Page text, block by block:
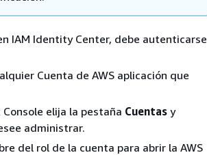
IAM Identity Center, debe autenticarse
Cuenta de AWS aplicación que
elija la pestaña Cuentas y
administrar.
del rol de la cuenta para abrir la AWS